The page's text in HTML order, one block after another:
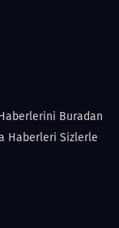
Buradan
Haberleri Sizlerle